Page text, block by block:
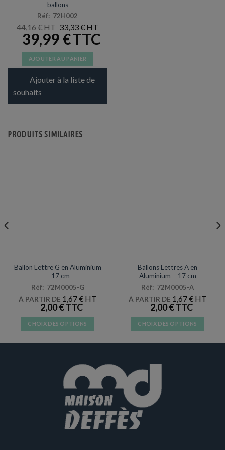
ballons
Réf: 72H002
44,16€
LE
PRIX
INITIAL
ÉTAIT :
44,16 €.
33,33€
PRIX
ACTUEL
EST :
39,99€
AJOUTER AU PANIER
Ajouter à la liste de
souhaits
PRODUITS SIMILAIRES
Ballon Lettre G en Aluminium
– 17 cm
Réf: 72M0005-G
À PARTIR DE 1,67€
2,00€
CHOIX DES OPTIONS
plusieurs
variations.
Les
options
peuvent
être
choisies
Ballons Lettres A en
Aluminium – 17 cm
Réf: 72M0005-A
À PARTIR DE 1,67€
2,00€
CHOIX DES OPTIONS